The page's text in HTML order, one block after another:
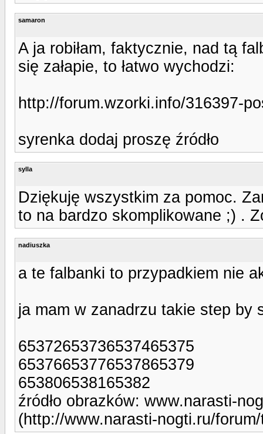
samaron
A ja robiłam, faktycznie, nad tą
się załapie, to łatwo wychodzi:
http://forum.wzorki.info/316397-
syrenka dodaj proszę źródło
sylla
Dziękuję wszystkim za pomoc.
to na bardzo skomplikowane ;) .
nadiuszka
a te falbanki to przypadkiem nie
ja mam w zanadrzu takie step by
65372653736537465375
65376653776537865379
653806538165382
źródło obrazków: www.narasti-
(http://www.narasti-nogti.ru/